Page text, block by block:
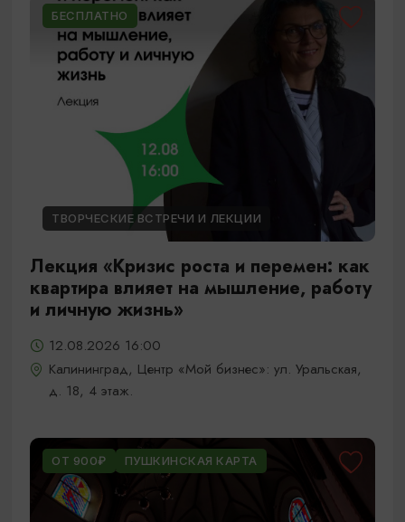
БЕСПЛАТНО
ТВОРЧЕСКИЕ ВСТРЕЧИ И ЛЕКЦИИ
Лекция «Кризис роста и перемен: как
квартира влияет на мышление, работу
и личную жизнь»
12.08.2026 16:00
Калининград, Центр «Мой бизнес»: ул. Уральская,
д. 18, 4 этаж.
ОТ 900₽ ПУШКИНСКАЯ КАРТА